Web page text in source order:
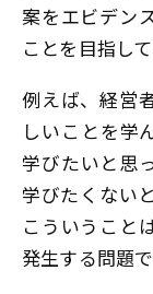
案をエビデン
ことを目指して
例えば、経営
しいことを学
学びたいと思
学びたくない
こういうこと
発生する問題で